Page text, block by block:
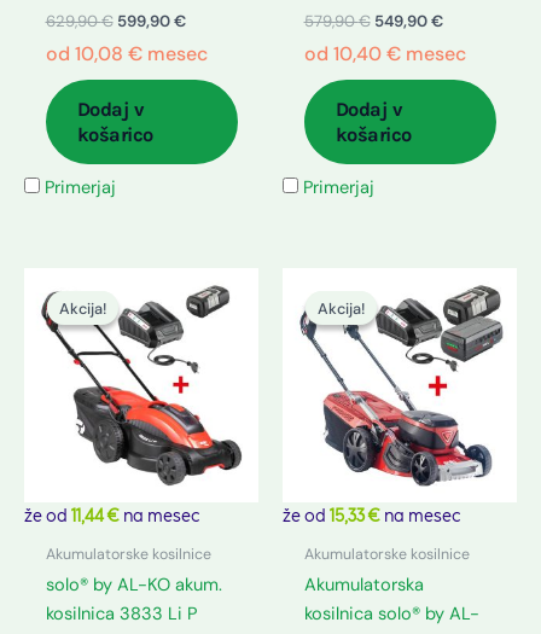
629,90€ 599,90€
od 10,08 €mesec
Dodaj v
košarico
Primerjaj
579,90€ 549,90€
od 10,40€mesec
Dodaj v
košarico
Primerjaj
Akcija!
že od 11,44 € na mesec
Akcija!
Akumulatorske kosilnice
solo® by AL-KO akum.
kosilnica 3833 Li P
cena
je
bila:
399,90 €.
cena
je:
Akcija!
že od 15,33 € na mesec
Akcija!
Akumulatorske kosilnice
Akumulatorska
kosilnica solo® by AL-
cena
je
bila:
1.049,90 €.
cena
je:
949,90 €.